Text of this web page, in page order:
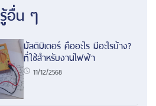
อื่น ๆ
มัลติมิเตอร์ คืออะไร มีอะไรบ้าง?
ที่ใช้สำหรับงานไฟฟ้า
11/12/2568